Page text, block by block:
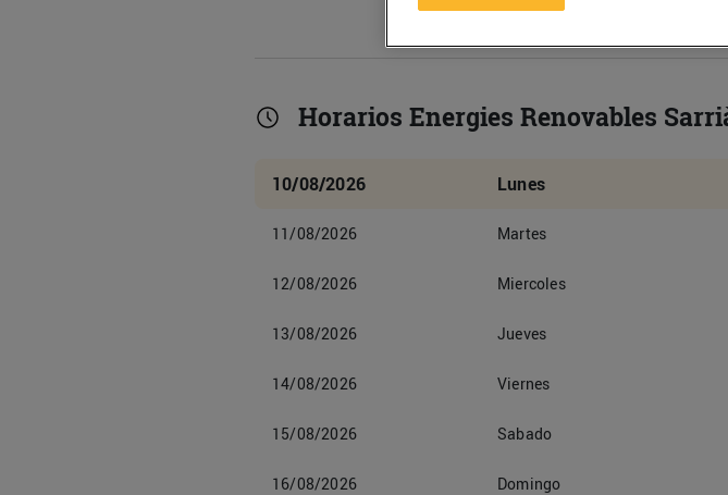
Horarios Energies Renovables
10/08/2026 Lunes
11/08/2026 Martes
12/08/2026 Miercoles
13/08/2026 Jueves
14/08/2026 Viernes
15/08/2026 Sabado
16/08/2026 Domingo